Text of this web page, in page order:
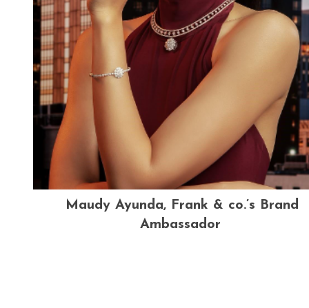
Maudy Ayunda, Frank & co.’s Brand
Ambassador